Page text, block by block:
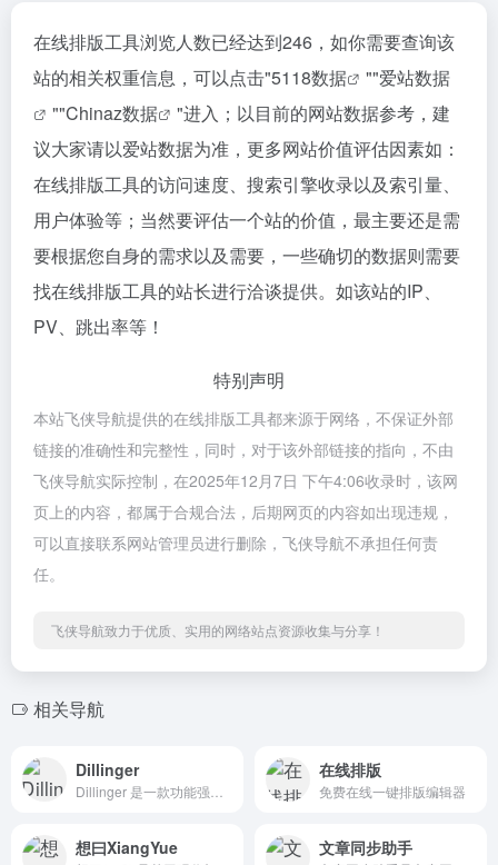
在线排版工具浏览人数已经达到246，如你需要查询该
站的相关权重信息，可以点击"5118数据 ""爱站数据
""Chinaz数据
"进入；以目前的网站数据参考，建
议大家请以爱站数据为准，更多网站价值评估因素如：
在线排版工具的访问速度、搜索引擎收录以及索引量、
用户体验等；当然要评估一个站的价值，最主要还是需
要根据您自身的需求以及需要，一些确切的数据则需要
找在线排版工具的站长进行洽谈提供。如该站的IP、
PV、跳出率等！
特别声明
本站飞侠导航提供的在线排版工具都来源于网络，不保证外部
链接的准确性和完整性，同时，对于该外部链接的指向，不由
飞侠导航实际控制，在2025年12月7日 下午4:06收录时，该网
页上的内容，都属于合规合法，后期网页的内容如出现违规，
可以直接联系网站管理员进行删除，飞侠导航不承担任何责
任。
飞侠导航致力于优质、实用的网络站点资源收集与分享！
相关导航
Dillinger 在线排版
免费在线一键排版编辑器
想曰XiangYue 文章同步助手